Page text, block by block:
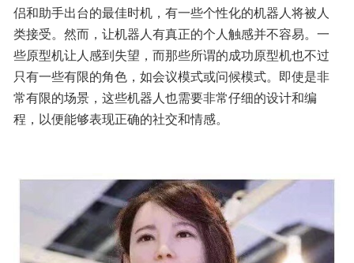
侣和助手出台的最佳时机，有一些个性化的机器人将被人
类接受。然而，让机器人有真正的个人触感并不容易。一
些原型机让人感到失望，而那些所谓的成功原型机也不过
只有一些有限的角色，如会议模式或问候模式。即使是非
常有限的场景，这些机器人也需要非常仔细的设计和编
程，以便能够表现正确的社交和情感。